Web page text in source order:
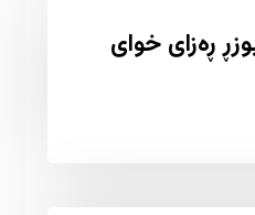
ڕەزای خوای